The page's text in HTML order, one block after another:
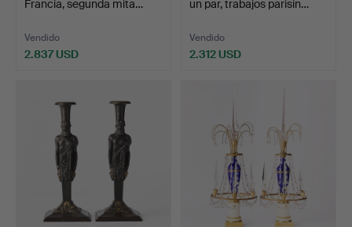
Francia, segunda mita…
Vendido
2.837 USD
un par, trabajos parisin…
Vendido
2.312 USD